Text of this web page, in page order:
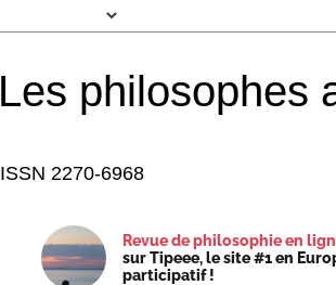
Les philosophes
ISSN 2270-6968
Revue de philosophie en
sur Tipeee, le site #1 en
participatif !